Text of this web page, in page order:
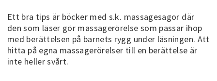
Ett bra tips är böcker med s.k. massagesagor där
den som läser gör massagerörelse som passar ihop
med berättelsen på barnets rygg under läsningen. Att
hitta på egna massagerörelser till en berättelse är
inte heller svårt.